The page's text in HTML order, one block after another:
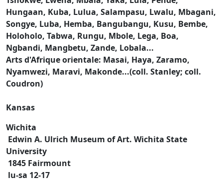
Hungaan, Kuba, Lulua, Salampasu, Lwalu, Mbagani,
Songye, Luba, Hemba, Bangubangu, Kusu, Bembe,
Holoholo, Tabwa, Rungu, Mbole, Lega, Boa,
Ngbandi, Mangbetu, Zande, Lobala...
Arts d'Afrique orientale: Masai, Haya, Zaramo,
Nyamwezi, Maravi, Makonde...(coll. Stanley; coll.
Coudron)
Kansas
Wichita
Edwin A. Ulrich Museum of Art. Wichita State
University
1845 Fairmount
lu-sa 12-17